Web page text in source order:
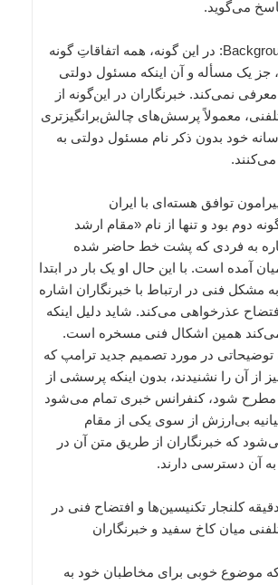
می‌گوید.
* Background Press Call: در این گونه، همه اتفاقاتِ گونه
جز یک مسأله و آن اینکه مسئول دولتی
معرفی نمی‌کند. خبرنگاران در این‌گونه از
معمولاً پرسش‌های چالش‌برانگیزتری
خود بدون ذکر نام مسئول دولتی به
توافق هسته‌ای با ایران
دوم بود و تنها از نام «مقام ارشد
به فردی که پشت خط حاضر شده
آمده است. با این حال او یک بار در ابتدا
به مشکل فنی در ارتباط با خبرنگاران اشاره
عذرخواهی می‌کند. شاید دلیل اینکه
همین اشکال فنی مسخره است.
توضیحاتی در مورد تصمیم جدید ترامپ که
از آن را نشنیدند، بدون اینکه پرسشی از
مطرح شود، کنفرانس خبری تمام می‌شود
بی‌ارزش از سوی یکی از مقام
که خبرنگاران از طریق متن آن در
به آن دسترسی دارند.
دانلود صوت ۳۱ دقیقه کلنجار تکنیسین‌ها و افتضاح فنی در
میان کاخ سفید و خبرنگاران
که موضوع خوبی برای مخاطبان خود به